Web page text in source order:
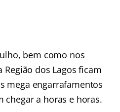
bem como nos
dos Lagos ficam
mega engarrafamentos
chegar a horas e horas.